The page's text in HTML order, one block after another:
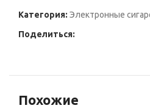
Категория: Электронные
Поделиться:
Похожие